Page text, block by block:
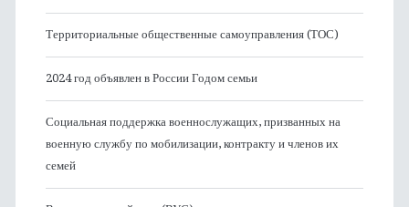
Территориальные общественные самоуправления (ТОС)
2024 год объявлен в России Годом семьи
Социальная поддержка военнослужащих, призванных на
военную службу по мобилизации, контракту и членов их
семей